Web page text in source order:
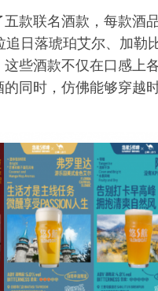
款联名酒款，每款酒
日落琥珀艾尔、加勒
些酒款不仅在口感上
同时，仿佛能够穿越